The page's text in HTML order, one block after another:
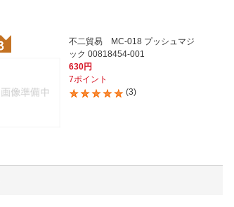
不二貿易 MC-018 プッシュマジ
ック 00818454-001
630円
7ポイント
(3)